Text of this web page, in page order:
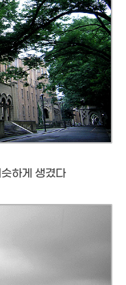
하게 생겼다